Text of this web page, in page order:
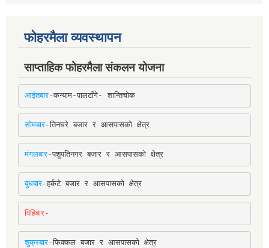
फोहरमैला व्यवस्थापन
साप्ताहिक फोहरमैला संकलन योजना
आईतबार-कन्याम-पालटाँगे- शान्तिचोक
सोमबार-तिनघरे बजार र आसपासको क्षेत्र
मंगलबार-पशुपतिनगर बजार र आसपासको क्षेत्र
बुधबार-हर्कटे बजार र आसपासको क्षेत्र
विहिबार-
शुक्रबार-फिक्कल बजार र आसपासको क्षेत्र